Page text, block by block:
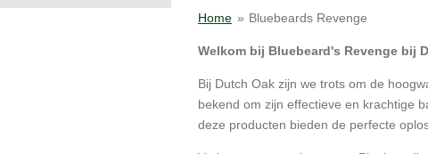
Home » Bluebeards Revenge
Welkom bij Bluebeard's Revenge bij
Bij Dutch Oak zijn we trots om de
bekend om zijn effectieve en krachtige
deze producten bieden de perfecte